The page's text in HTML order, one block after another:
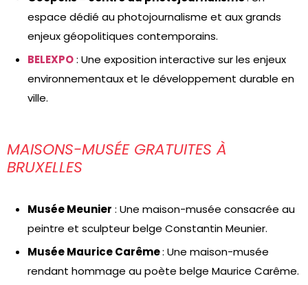
espace dédié au photojournalisme et aux grands
enjeux géopolitiques contemporains.
BELEXPO: Une exposition interactive sur les enjeux
environnementaux et le développement durable en
ville.
MAISONS-MUSÉE GRATUITES À
BRUXELLES
Musée Meunier : Une maison-musée consacrée au
peintre et sculpteur belge Constantin Meunier.
Musée Maurice Carême: Une maison-musée
rendant hommage au poète belge Maurice Carême.